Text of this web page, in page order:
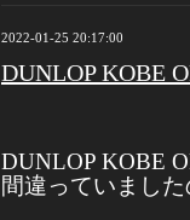
2022-01-25 20:17:00
DUNLOP KOBE
DUNLOP KOBE
間違っていました